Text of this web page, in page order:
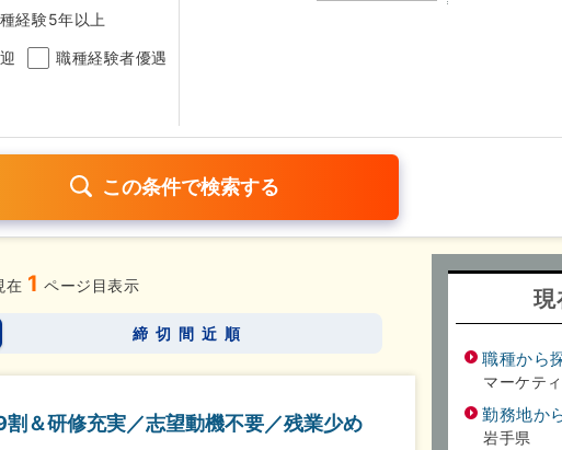
経験5年以上
職種経験者優遇
以上 残業少なめ（1日1時間以内）
在 1 ページ目表示
締切間近順
＆研修充実／志望動機不要／残業少め
現
職種から
マーケテ
勤務地か
岩手県